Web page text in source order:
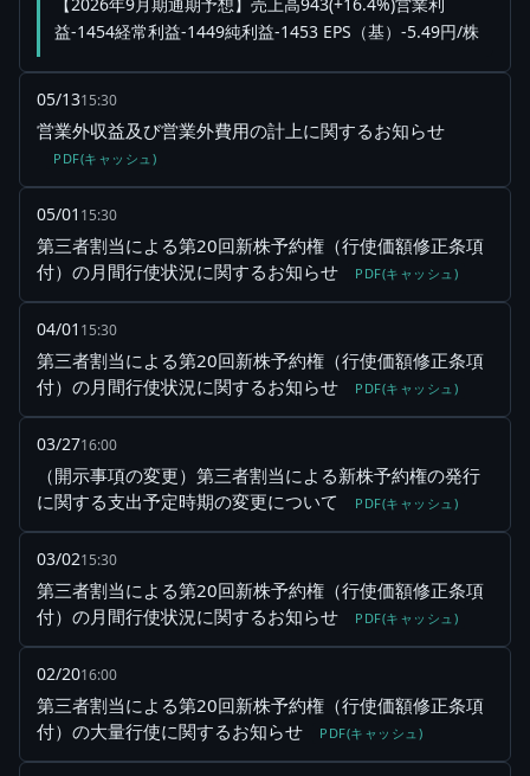
益-1454経常利益-1449純利益-1453 EPS（基）-5.49円/株
05/1315:30
営業外収益及び営業外費用の計上に関するお知らせ
PDF(キャッシュ)
05/01 15:30
第三者割当による第20回新株予約権（行使価額修正条項
付）の月間行使状況に関するお知らせ
PDF(キャッシュ)
04/01 15:30
第三者割当による第20回新株予約権（行使価額修正条項
付）の月間行使状況に関するお知らせ
PDF(キャッシュ)
03/2716:00
（開示事項の変更）第三者割当による新株予約権の発行
に関する支出予定時期の変更について
PDF(キャッシュ)
03/0215:30
第三者割当による第20回新株予約権（行使価額修正条項
付）の月間行使状況に関するお知らせ
PDF(キャッシュ)
02/2016:00
第三者割当による第20回新株予約権（行使価額修正条項
付）の大量行使に関するお知らせ
PDF(キャッシュ)